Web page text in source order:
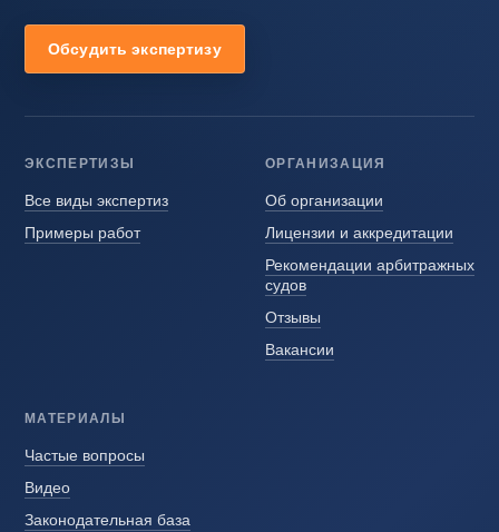
Обсудить экспертизу
ЭКСПЕРТИЗЫ
Все виды экспертиз
Примеры работ
ОРГАНИЗАЦИЯ
Об организации
Лицензии и аккредитации
Рекомендации арбитражных
судов
Отзывы
Вакансии
МАТЕРИАЛЫ
Частые вопросы
Видео
Законодательная база